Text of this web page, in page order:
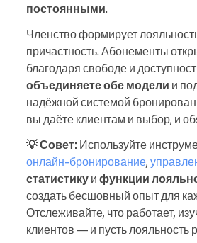
постоянными.
Членство формирует
причастность. Абонементы
благодаря свободе и
объединяете обе модели и
надёжной системой
вы даёте клиентам и выбор, и
💡 Совет: Используйте
онлайн-бронирование,
статистику и функции
создать бесшовный опыт для
Отслеживайте, что работает,
клиентов — и пусть лояльность